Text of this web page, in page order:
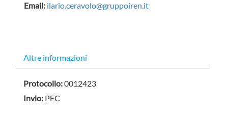
Email: ilario.ceravolo@gruppoiren.it
Nascondi
Altre informazioni
Protocollo:0012423
Invio: PEC